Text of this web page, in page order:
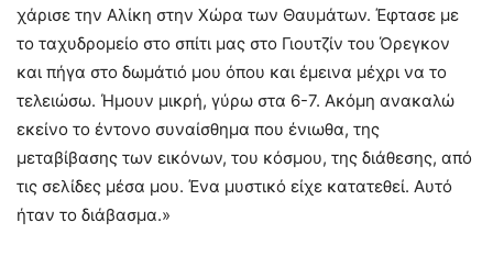
χάρισε την Αλίκη στην Χώρα των Θαυμάτων. Έφτασε με
το ταχυδρομείο στο σπίτι μας στο Γιουτζίν του Όρεγκον
και πήγα στο δωμάτιό μου όπου και έμεινα μέχρι να το
τελειώσω. Ήμουν μικρή, γύρω στα 6-7. Ακόμη ανακαλώ
εκείνο το έντονο συναίσθημα που ένιωθα, της
μεταβίβασης των εικόνων, του κόσμου, της διάθεσης, από
τις σελίδες μέσα μου. Ένα μυστικό είχε κατατεθεί. Αυτό
ήταν το διάβασμα.»